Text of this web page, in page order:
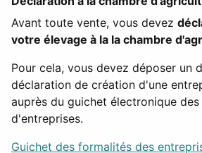
Avant toute vente, vous devez
votre élevage à la la chambre
Pour cela, vous devez déposer un
déclaration de création d'une
auprès du guichet électronique
d'entreprises.
Guichet des formalités des